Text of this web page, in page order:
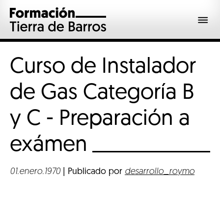
Curso de Instalador
de Gas Categoría B
y C - Preparación a
exámen
01.enero.1970 | Publicado por desarrollo_roymo